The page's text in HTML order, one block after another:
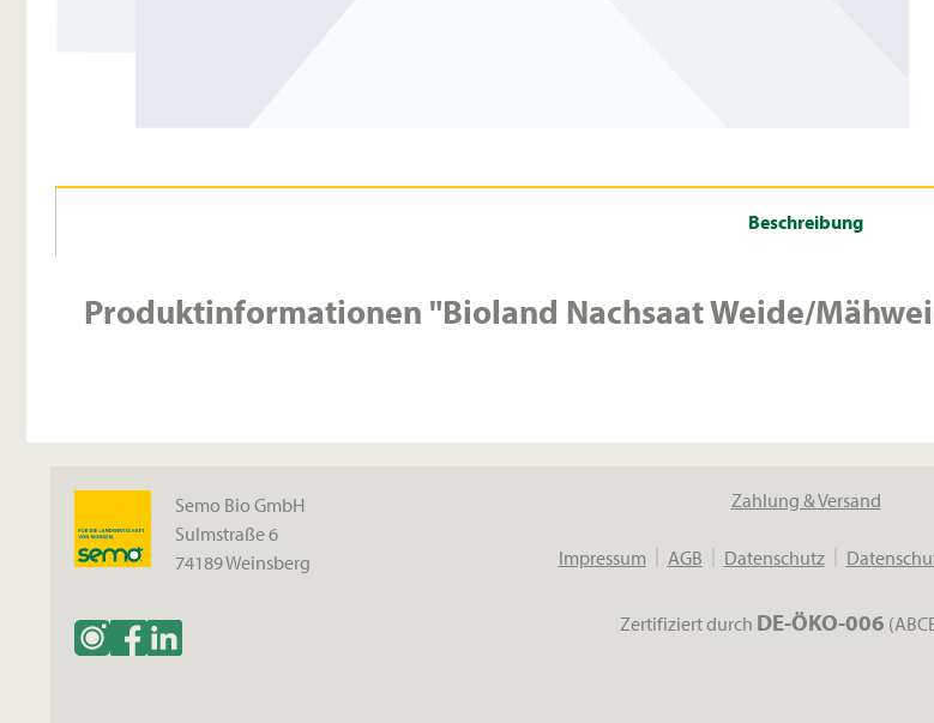
Beschreibung
Produktinformationen "Bioland Nachsaat Weide/
Semo Bio GmbH
Sulmstraße 6
74189 Weinsberg
Zahlung & Versand
Impressum AGB Datenschutz
Zertifiziert durch DE-ÖKO-006